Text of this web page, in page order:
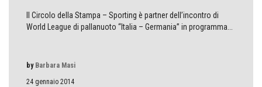
Il Circolo della Stampa – Sporting è partner dell’incontro di
World League di pallanuoto “Italia – Germania” in programma...
24 gennaio 2014
by Barbara Masi